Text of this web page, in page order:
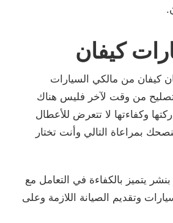
كيفان
كيفان من مالكي السيارات
من وقت لآخر فليس هناك
وكفاءتها لا تتعرض للأعطال
بمراعاة التالي وأنت تختار
بنشر يتميز بالكفاءة في التعامل مع
وتقديم الصيانة اللازمة وعلى